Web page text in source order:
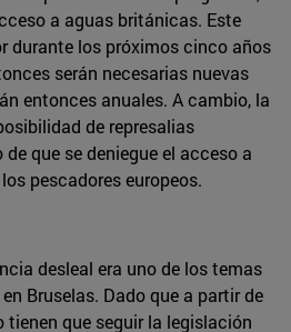
a aguas británicas. Este
durante los próximos cinco años
serán necesarias nuevas
entonces anuales. A cambio, la
de represalias
que se deniegue el acceso a
pescadores europeos.
desleal era uno de los temas
Bruselas. Dado que a partir de
que seguir la legislación